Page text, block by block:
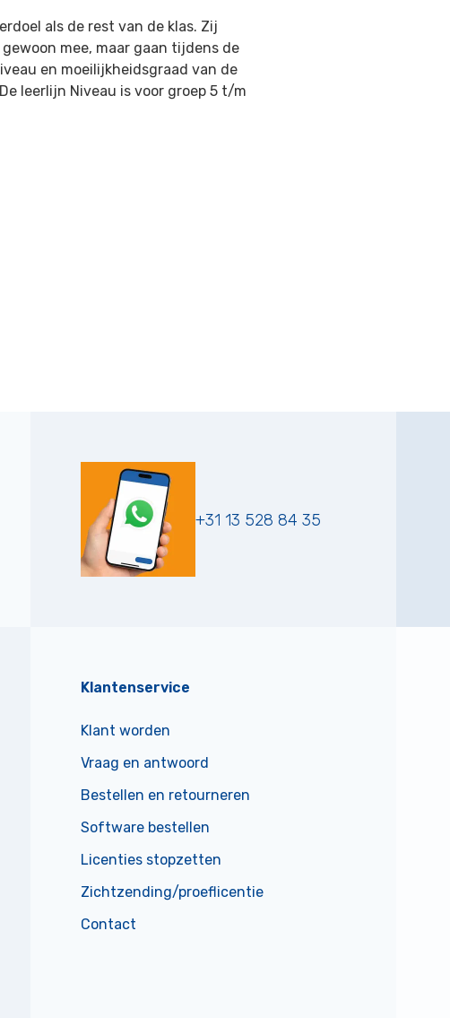
als de rest van de klas. Zij
mee, maar gaan tijdens de
en moeilijkheidsgraad van de
leerlijn Niveau is voor groep 5 t/m
+31 13 528 84 35
Klantenservice
Klant worden
Vraag en antwoord
Bestellen en retourneren
Software bestellen
Licenties stopzetten
Zichtzending/proeflicentie
Contact